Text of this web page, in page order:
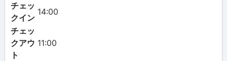
チェッ
クイン
14:00
チェッ
クアウ
ト
11:00